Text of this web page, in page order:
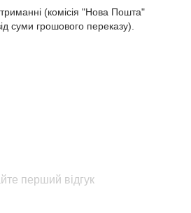
(комісія "Нова Пошта"
суми грошового переказу).
перший відгук